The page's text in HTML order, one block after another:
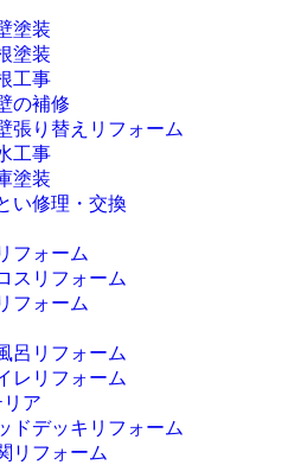
塗装
塗装
工事
の補修
張り替えリフォーム
工事
塗装
い修理・交換
フォーム
スリフォーム
フォーム
呂リフォーム
レリフォーム
ア
ドデッキリフォーム
リフォーム